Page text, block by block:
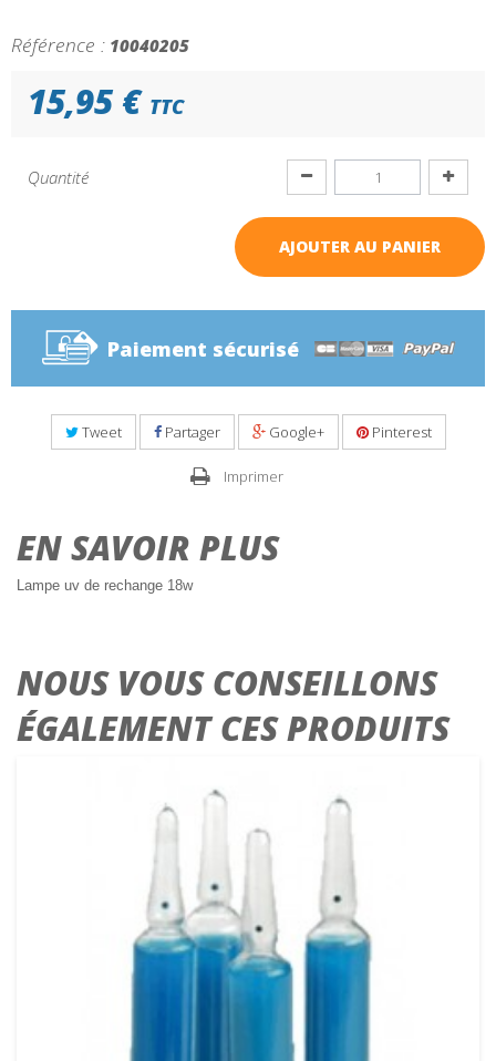
Référence : 10040205
15,95 € TTC
Quantité
AJOUTER AU PANIER
Paiement sécurisé
Tweet Partager Google+ Pinterest
Imprimer
EN SAVOIR PLUS
Lampe uv de rechange 18w
NOUS VOUS CONSEILLONS
ÉGALEMENT CES PRODUITS